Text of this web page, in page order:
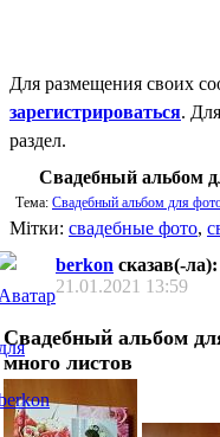
Для размещения своих
зарегистрироваться.
раздел.
Тема: Свадебный альбом для
Мітки: свадебные фото,
berkon сказав(-ла):
21.01.2021 13:59
Свадебный альбом
много листов